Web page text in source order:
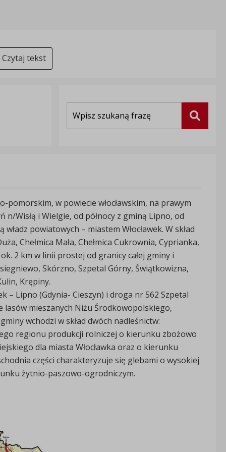
Czytaj tekst
Szukaj
w powiecie włocławskim, na prawym
n/Wisłą i Wielgie, od północy z gminą Lipno, od
powiatowych – miastem Włocławek. W skład
Chełmica Mała, Chełmica Cukrownia, Cyprianka,
2 km w linii prostej od granicy całej gminy i
Skórzno, Szpetal Górny, Świątkowizna,
Krępiny.
– Lipno (Gdynia- Cieszyn) i droga nr 562 Szpetal
lasów mieszanych Niżu Środkowopolskiego,
wchodzi w skład dwóch nadleśnictw:
regionu produkcji rolniczej o kierunku zbożowo
dla miasta Włocławka oraz o kierunku
części charakteryzuje się glebami o wysokiej
żytnio-paszowo-ogrodniczym.